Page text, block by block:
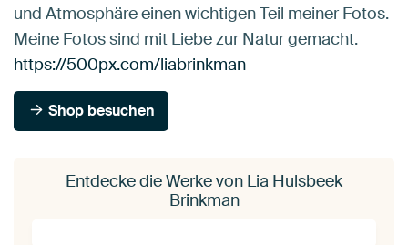
und Atmosphäre einen wichtigen Teil meiner Fotos.
Meine Fotos sind mit Liebe zur Natur gemacht.
https://500px.com/liabrinkman
Shop besuchen
Entdecke die Werke von Lia Hulsbeek
Brinkman